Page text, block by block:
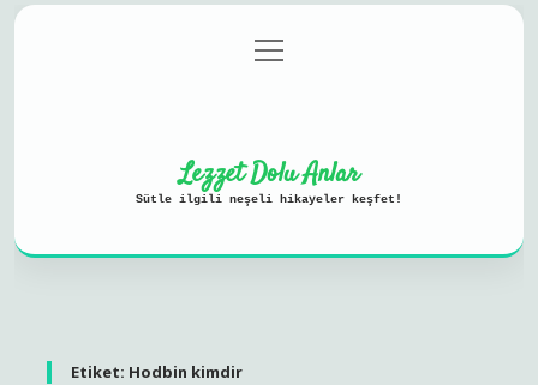
Gizlilik Politikası
menüyü
aç
Lezzet Dolu Anlar
Sütle ilgili neşeli hikayeler keşfet!
Etiket: Hodbin kimdir